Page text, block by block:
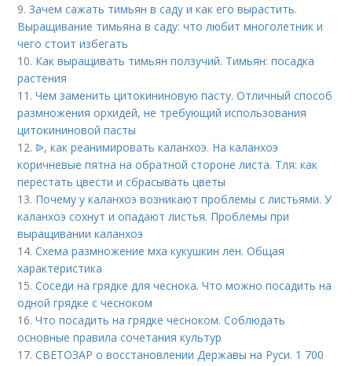
9.Зачем сажать тимьян в саду и как его вырастить.
Выращивание тимьяна в саду: что любит многолетник и
чего стоит избегать
10. Как выращивать тимьян ползучий. Тимьян: посадка
растения
11.Чем заменить цитокининовую пасту. Отличный способ
размножения орхидей, не требующий использования
цитокининовой пасты
12. ᐉ, как реанимировать каланхоэ. На каланхоэ
коричневые пятна на обратной стороне листа. Тля: как
перестать цвести и сбрасывать цветы
13. Почему у каланхоэ возникают проблемы с листьями. У
каланхоэ сохнут и опадают листья. Проблемы при
выращивании каланхоэ
14.Схема размножение мха кукушкин лен. Общая
характеристика
15.Соседи на грядке для чеснока. Что можно посадить на
одной грядке с чесноком
16.Что посадить на грядке чесноком. Соблюдать
основные правила сочетания культур
17.СВЕТОЗАР о восстановлении Державы на Руси. 1 700